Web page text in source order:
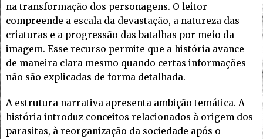
na transformação dos personagens. O leitor
compreende a escala da devastação, a natureza das
criaturas e a progressão das batalhas por meio da
imagem. Esse recurso permite que a história avance
de maneira clara mesmo quando certas informações
não são explicadas de forma detalhada.
A estrutura narrativa apresenta ambição temática. A
história introduz conceitos relacionados à origem dos
parasitas, à reorganização da sociedade após o